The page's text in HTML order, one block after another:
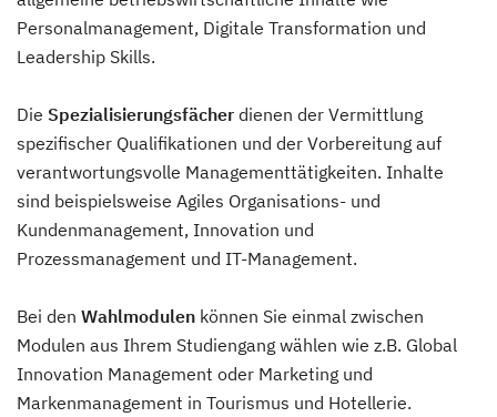
Personalmanagement, Digitale Transformation und
Leadership Skills.
Die Spezialisierungsfächer dienen der Vermittlung
spezifischer Qualifikationen und der Vorbereitung auf
verantwortungsvolle Managementtätigkeiten. Inhalte
sind beispielsweise Agiles Organisations- und
Kundenmanagement, Innovation und
Prozessmanagement und IT-Management.
Bei den Wahlmodulen können Sie einmal zwischen
Modulen aus Ihrem Studiengang wählen wie z.B. Global
Innovation Management oder Marketing und
Markenmanagement in Tourismus und Hotellerie.